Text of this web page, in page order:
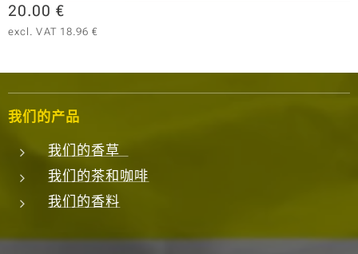
20.00 €
excl. VAT 18.96 €
我们的产品
我们的香草
我们的茶和咖啡
我们的香料